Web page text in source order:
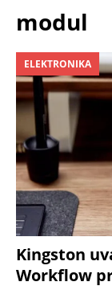
modul
ELEKTRONIKA
Kingston
Workflow